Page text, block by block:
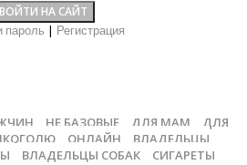
пароль Регистрация
НЕ БАЗОВЫЕ ДЛЯ МАМ
ДЛЯ
ОНЛАЙН
ВЛАДЕЛЬЦЫ
ВЛАДЕЛЬЦЫ СОБАК СИГАРЕТЫ